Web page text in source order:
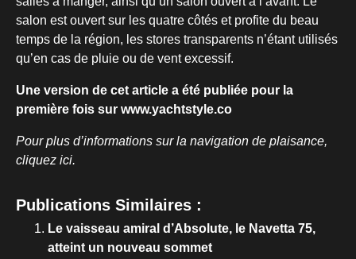
salon est ouvert sur les quatre côtés et profite du beau
temps de la région, les stores transparents n’étant utilisés
qu’en cas de pluie ou de vent excessif.
Une version de cet article a été publiée pour la
première fois sur www.yachtstyle.co
Pour plus d’informations sur la navigation de plaisance,
cliquez ici.
Publications Similaires :
Le vaisseau amiral d’Absolute, le Navetta 75,
atteint un nouveau sommet